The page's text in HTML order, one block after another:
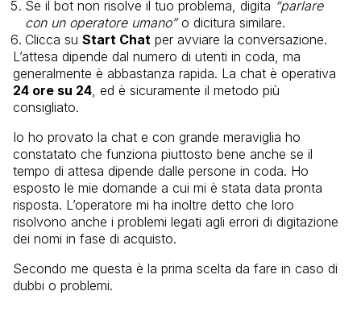
Se il bot non risolve il tuo problema, digita “parlare
con un operatore umano”o dicitura similare.
Clicca su Start Chat per avviare la conversazione.
L’attesa dipende dal numero di utenti in coda, ma
generalmente è abbastanza rapida. La chat è operativa
24 ore su 24 , ed è sicuramente il metodo più
consigliato.
Io ho provato la chat e con grande meraviglia ho
constatato che funziona piuttosto bene anche se il
tempo di attesa dipende dalle persone in coda. Ho
esposto le mie domande a cui mi è stata data pronta
risposta. L’operatore mi ha inoltre detto che loro
risolvono anche i problemi legati agli errori di digitazione
dei nomi in fase di acquisto.
Secondo me questa è la prima scelta da fare in caso di
dubbi o problemi.